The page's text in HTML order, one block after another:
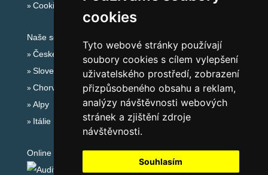
cookies
Tyto webové stránky používají
soubory cookies s cílem vylepšení
uživatelského prostředí, zobrazení
přizpůsobeného obsahu a reklam,
analýzy návštěvnosti webových
stránek a zjištění zdroje
návštěvnosti.
Souhlasím
Cookies
Naše servery:
České hory
Slovenské hory
Chorvatsko
Alpy
Itálie
Online audit: